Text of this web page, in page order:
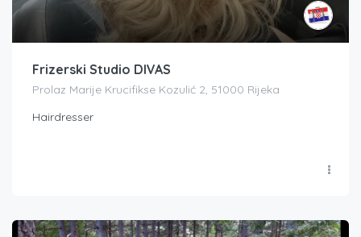
Frizerski Studio DIVAS
Prolaz Marije Krucifikse Kozulić 2, 51000 Rijeka
Hairdresser